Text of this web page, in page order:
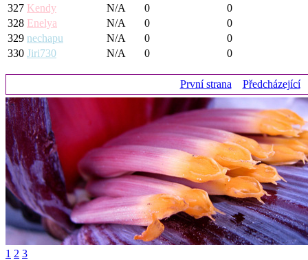
327 Kendy N/A 0
0
328 Enelya N/A 0
0
329 nechapu N/A 0
0
330 Jiri730 N/A 0 0
První strana Předcházející
1 2 3